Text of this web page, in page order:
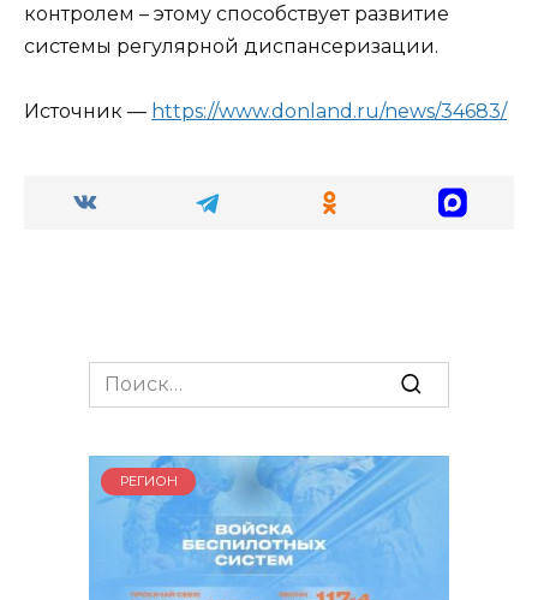
контролем – этому способствует развитие
системы регулярной диспансеризации.
Источник — https://www.donland.ru/news/34683/
Search
for:
РЕГИОН